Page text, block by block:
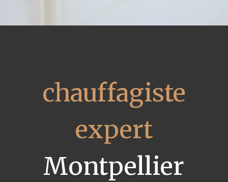
chauffagiste
expert
Montpellier